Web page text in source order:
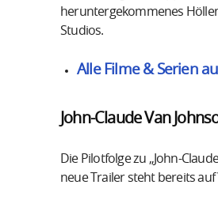
heruntergekommenes
Studios.
Alle Filme & Serien
John-Claude Van
Die Pilotfolge zu „John-
neue Trailer steht bereits